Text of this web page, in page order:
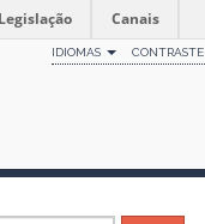
Legislação Canais
IDIOMAS CONTRASTE